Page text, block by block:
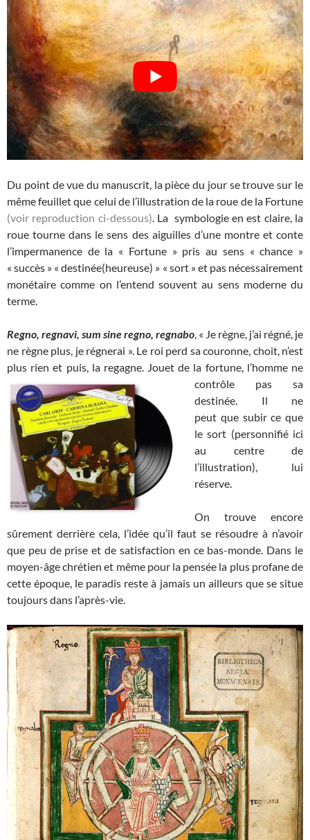
Du point de vue du manuscrit, la pièce du jour se trouve sur le
même feuillet que celui de l’illustration de la roue de la Fortune
(voir reproduction ci-dessous). La symbologie en est claire, la
roue tourne dans le sens des aiguilles d’une montre et conte
l’impermanence de la « Fortune » pris au sens « chance »
« succès » « destinée(heureuse) » « sort » et pas nécessairement
monétaire comme on l’entend souvent au sens moderne du
terme.
Regno, regnavi, sum sine regno, regnabo, « Je règne, j’ai régné, je
ne règne plus, je régnerai ». Le roi perd sa couronne, choit, n’est
plus rien et puis, la regagne. Jouet de la fortune, l’homme ne
contrôle pas sa
destinée. Il ne
peut que subir ce que
le sort (personnifié ici
au centre de
l’illustration), lui
réserve.
On trouve encore
sûrement derrière cela, l’idée qu’il faut se résoudre à n’avoir
que peu de prise et de satisfaction en ce bas-monde. Dans le
moyen-âge chrétien et même pour la pensée la plus profane de
cette époque, le paradis reste à jamais un ailleurs que se situe
toujours dans l’après-vie.